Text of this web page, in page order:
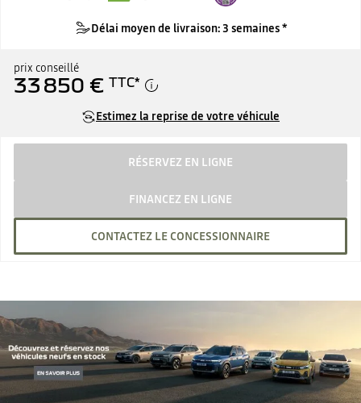
Délai moyen de livraison: 3 semaines *
prix conseillé
33 850 € TTC*
Estimez la reprise de votre véhicule
RÉSERVEZ EN LIGNE
FINANCEZ EN LIGNE
CONTACTEZ LE CONCESSIONNAIRE